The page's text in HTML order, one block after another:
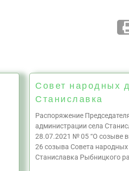
Совет народных
Станиславка
Распоряжение
администрации села
28.07.2021 № 05 “О созыве
26 созыва Совета народных
Станиславка Рыбницкого